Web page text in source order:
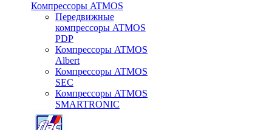
Компрессоры ATMOS
Передвижные
компрессоры ATMOS
PDP
Компрессоры ATMOS
Albert
Компрессоры ATMOS
SEC
Компрессоры ATMOS
SMARTRONIC